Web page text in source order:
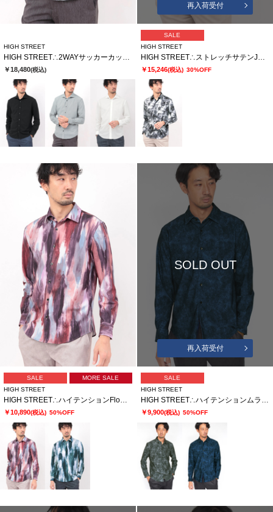
HIGH STREET
HIGH STREET∴2WAYサッカーカッタウェイシャツ
￥18,480(税込)
再入荷受付
SALE
HIGH STREET
HIGH STREET∴ストレッチサテンJQシャドーローズプリントSH
￥15,246(税込) 30%OFF
SALE
MORE SALE
HIGH STREET
HIGH STREET∴ハイテンションFlow paintingプリントシャツ
￥10,890(税込) 50%OFF
SOLD OUT
再入荷受付
SALE
HIGH STREET
HIGH STREET∴ハイテンションムラデニムプリントシャツ
￥9,900(税込) 50%OFF